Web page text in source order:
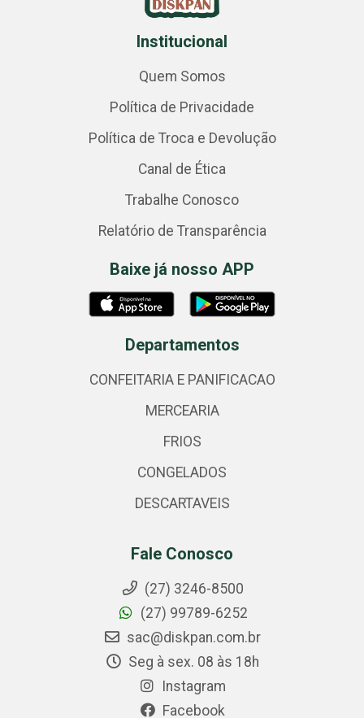
Institucional
Quem Somos
Política de Privacidade
Política de Troca e Devolução
Canal de Ética
Trabalhe Conosco
Relatório de Transparência
Baixe já nosso APP
Departamentos
CONFEITARIA E PANIFICACAO
MERCEARIA
FRIOS
CONGELADOS
DESCARTAVEIS
Fale Conosco
(27) 3246-8500
(27) 99789-6252
sac@diskpan.com.br
Seg à sex. 08 às 18h
Instagram
Facebook